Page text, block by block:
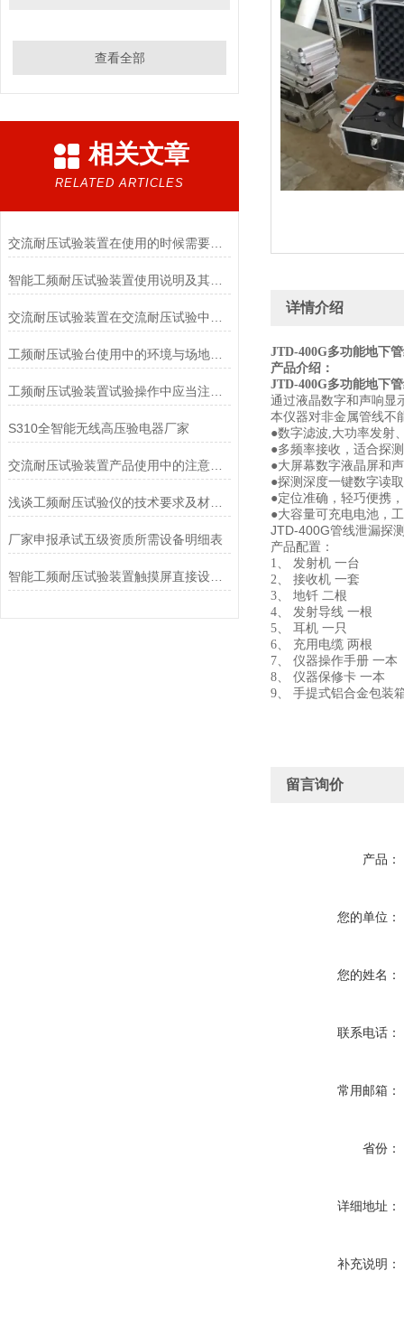
查看全部
相关文章
RELATED ARTICLES
交流耐压试验装置在使用的时候需要注意哪些事项？
智能工频耐压试验装置使用说明及其注意事项
工频耐压试验台使用中的环境与场地要求
S310全智能无线高压验电器厂家
交流耐压试验装置产品使用中的注意事项
浅谈工频耐压试验仪的技术要求及材料选用
厂家申报承试五级资质所需设备明细表
智能工频耐压试验装置触摸屏直接设定试验变压器变比的便捷性分析
详情介绍
JTD-400G多功能地下
产品介绍：
JTD-400G多功能地下
通过液晶数字和声响显
本仪器对非金属管线不
●数字滤波,大功率发射
●多频率接收，适合探
●大屏幕数字液晶屏和
●探测深度一键数字读
●定位准确，轻巧便携
●大容量可充电电池，
JTD-400G管线泄漏探
产品配置：
1、 发射机 一台
2、 接收机 一套
3、 地钎 二根
4、 发射导线 一根
5、 耳机 一只
6、 充用电缆 两根
7、 仪器操作手册 一本
8、 仪器保修卡 一本
9、 手提式铝合金包装
留言询价
产品：
您的单位：
您的姓名：
联系电话：
常用邮箱：
省份：
详细地址：
补充说明：